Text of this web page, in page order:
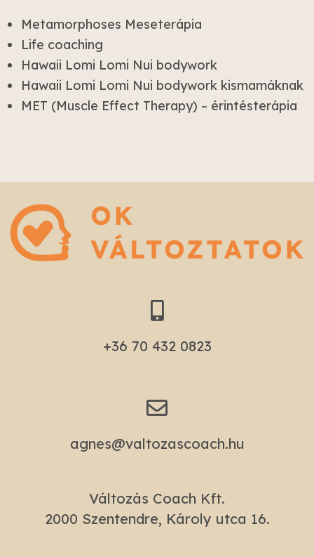
Metamorphoses Meseterápia
Life coaching
Hawaii Lomi Lomi Nui bodywork
Hawaii Lomi Lomi Nui bodywork kismamáknak
MET (Muscle Effect Therapy) – érintésterápia
+36 70 432 0823​
agnes@valtozascoach.hu
Változás Coach Kft.
2000 Szentendre, Károly utca 16.